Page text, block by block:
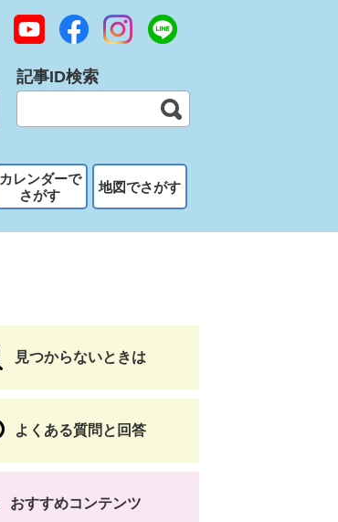
記事ID検索
カレンダーで
さがす
地図でさがす
見つからないときは
よくある質問と回答
おすすめコンテンツ